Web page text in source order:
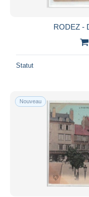
RODEZ -
Statut
Nouveau